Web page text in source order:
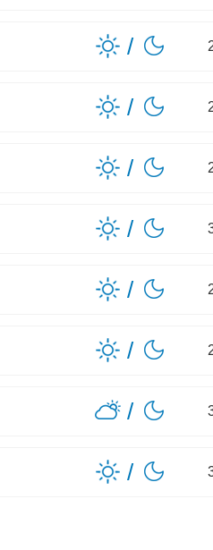
/
/
/
/
/
/
/
/